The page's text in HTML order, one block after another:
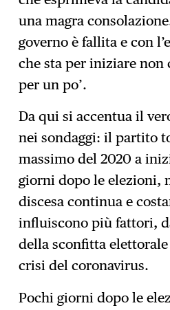
una magra
governo è fallita e con
che sta per iniziare non
per un po’.
Da qui si accentua il
nei sondaggi: il partito
massimo del 2020 a
giorni dopo le elezioni,
discesa continua e
influiscono più fattori,
della sconfitta
crisi del coronavirus.
Pochi giorni dopo le